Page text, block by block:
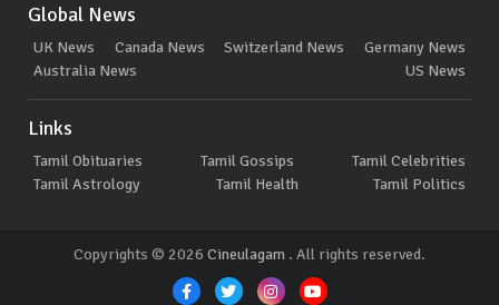
Global News
UK News Canada News Switzerland News
Germany News
Australia News
US News
Links
Tamil Obituaries Tamil Gossips
Tamil Celebrities
Tamil Astrology
Tamil Health Tamil Politics
Copyrights © 2026 Cineulagam . All rights reserved.